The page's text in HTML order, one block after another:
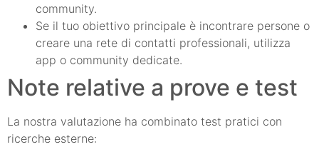
community.
Se il tuo obiettivo principale è incontrare persone o
creare una rete di contatti professionali, utilizza
app o community dedicate.
Note relative a prove e test
La nostra valutazione ha combinato test pratici con
ricerche esterne: